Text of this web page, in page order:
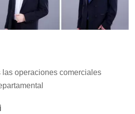
las operaciones comerciales